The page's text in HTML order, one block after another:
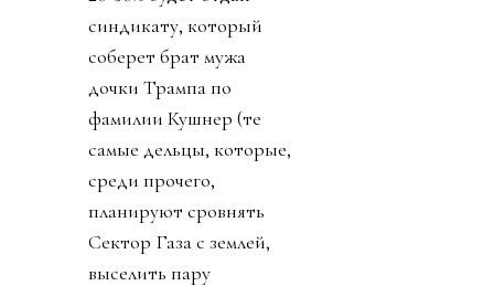
синдикату, который
соберет брат мужа
дочки Трампа по
фамилии Кушнер (те
самые дельцы, которые,
среди прочего,
планируют сровнять
Сектор Газа с землей,
выселить пару